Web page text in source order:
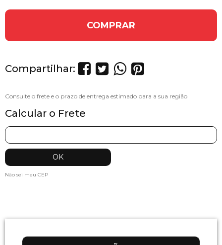
COMPRAR
Compartilhar:
Calcular o Frete
Não sei meu CEP